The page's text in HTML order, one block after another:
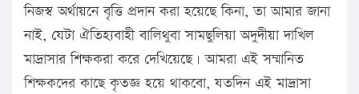
নিজস্ব অর্থায়নে বৃত্তি প্রদান করা হয়েছে কিনা, তা আমার জানা
নাই, যেটা ঐতিহ্যবাহী বালিথুবা সামছুলিয়া অদুদীয়া দাখিল
মাদ্রাসার শিক্ষকরা করে দেখিয়েছে। আমরা এই সম্মানিত
শিক্ষকদের কাছে কৃতজ্ঞ হয়ে থাকবো, যতদিন এই মাদ্রাসা